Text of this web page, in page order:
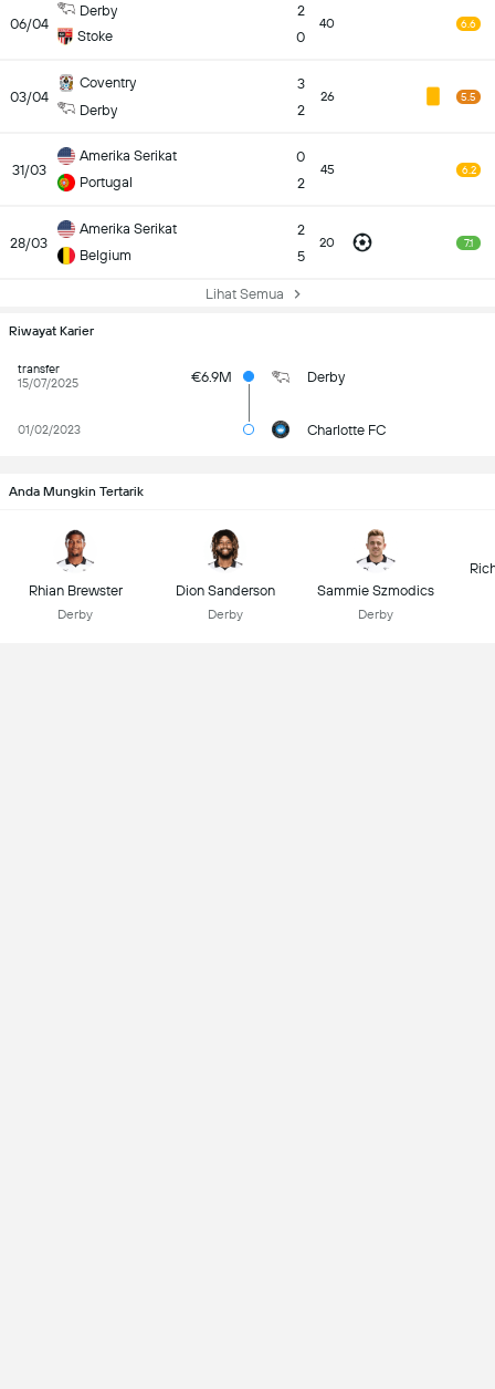
06/04
Derby
Stoke
2
0
40 6.6
03/04
Coventry
Derby
3
2
26 5.5
31/03
Amerika Serikat
Portugal
0
2
45 6.2
28/03
Amerika Serikat
Belgium
2
5
20 7.1
Lihat Semua
Riwayat Karier
transfer
15/07/2025
€6.9M Derby
01/02/2023 Charlotte FC
Anda Mungkin Tertarik
Rhian Brewster
Derby
Dion Sanderson
Derby
Sammie Szmodics
Derby